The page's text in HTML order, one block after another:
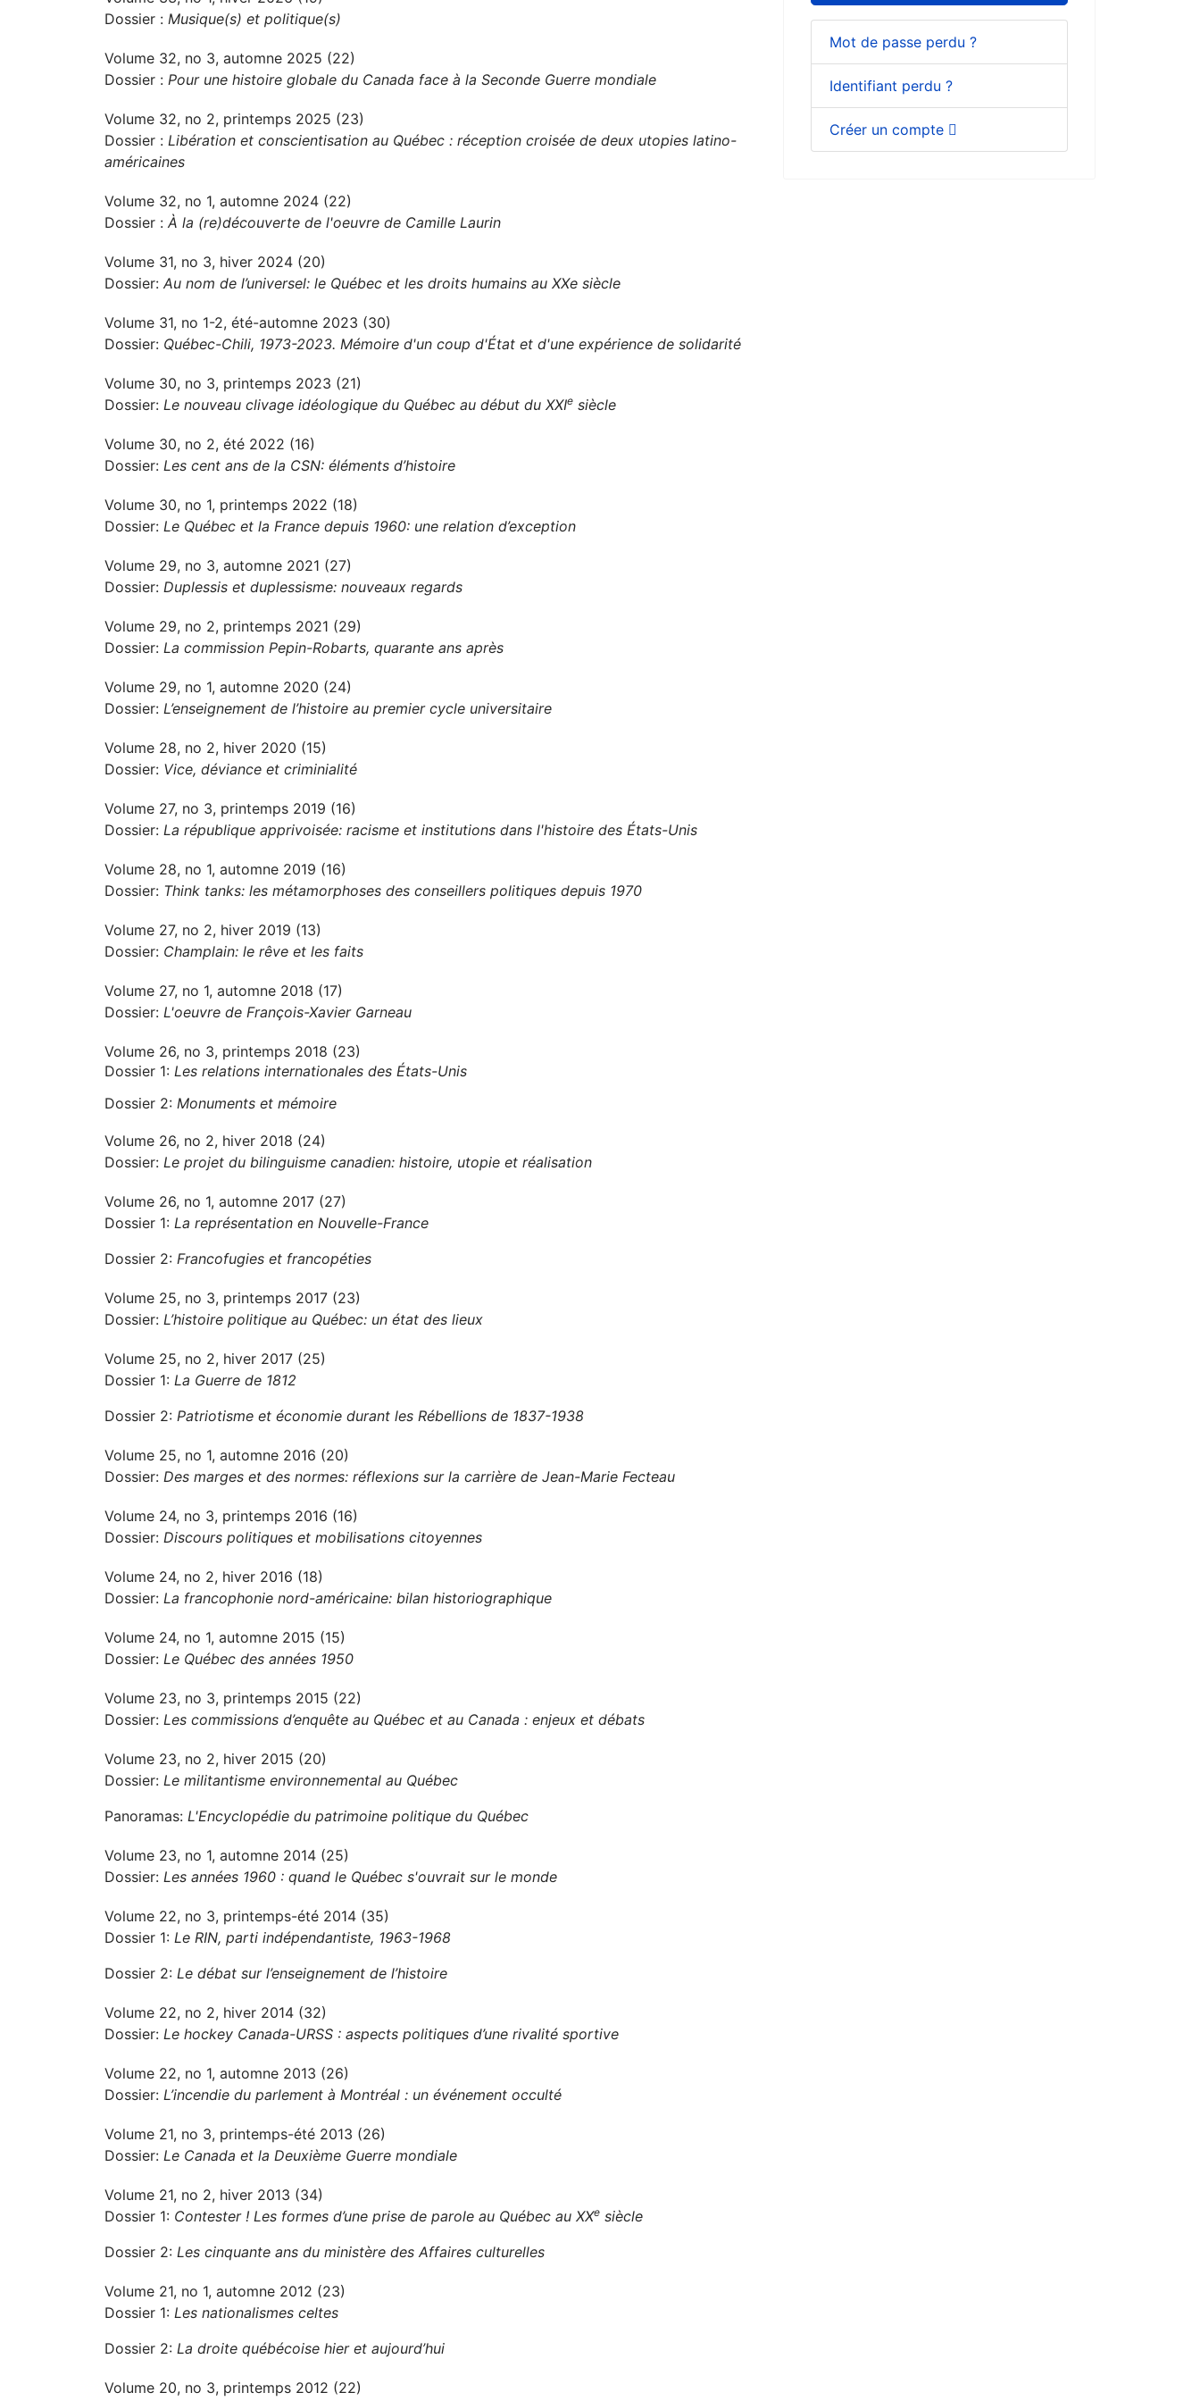
Dossier : Musique(s) et politique(s)
Volume 32, no 3, automne 2025 (22)
Dossier : Pour une histoire globale du Canada face à la Seconde Guerre mondiale
Volume 32, no 2, printemps 2025 (23)
Dossier : Libération et conscientisation au Québec : réception croisée de deux utopies latino-
américaines
Volume 32, no 1, automne 2024 (22)
Dossier : À la (re)découverte de l'oeuvre de Camille Laurin
Volume 31, no 3, hiver 2024 (20)
Dossier: Au nom de l’universel: le Québec et les droits humains au XXe siècle
Volume 31, no 1-2, été-automne 2023 (30)
Dossier: Québec-Chili, 1973-2023. Mémoire d'un coup d'État et d'une expérience de solidarité
Volume 30, no 3, printemps 2023 (21)
Dossier: Le nouveau clivage idéologique du Québec au début du XXIe siècle
Volume 30, no 2, été 2022 (16)
Dossier: Les cent ans de la CSN: éléments d’histoire
Volume 30, no 1, printemps 2022 (18)
Dossier: Le Québec et la France depuis 1960: une relation d’exception
Volume 29, no 3, automne 2021 (27)
Dossier: Duplessis et duplessisme: nouveaux regards
Volume 29, no 2, printemps 2021 (29)
Dossier: La commission Pepin-Robarts, quarante ans après
Volume 29, no 1, automne 2020 (24)
Dossier: L’enseignement de l’histoire au premier cycle universitaire
Volume 28, no 2, hiver 2020 (15)
Dossier: Vice, déviance et criminialité
Volume 27, no 3, printemps 2019 (16)
Dossier: La république apprivoisée: racisme et institutions dans l'histoire des États-Unis
Volume 28, no 1, automne 2019 (16)
Dossier: Think tanks: les métamorphoses des conseillers politiques depuis 1970
Volume 27, no 2, hiver 2019 (13)
Dossier: Champlain: le rêve et les faits
Volume 27, no 1, automne 2018 (17)
Dossier: L'oeuvre de François-Xavier Garneau
Volume 26, no 3, printemps 2018 (23)
Dossier 1: Les relations internationales des États-Unis
Dossier 2: Monuments et mémoire
Volume 26, no 2, hiver 2018 (24)
Dossier: Le projet du bilinguisme canadien: histoire, utopie et réalisation
Volume 26, no 1, automne 2017 (27)
Dossier 1: La représentation en Nouvelle-France
Dossier 2: Francofugies et francopéties
Volume 25, no 3, printemps 2017 (23)
Dossier: L’histoire politique au Québec: un état des lieux
Volume 25, no 2, hiver 2017 (25)
Dossier 1: La Guerre de 1812
Dossier 2: Patriotisme et économie durant les Rébellions de 1837-1938
Volume 25, no 1, automne 2016 (20)
Dossier: Des marges et des normes: réflexions sur la carrière de Jean-Marie Fecteau
Volume 24, no 3, printemps 2016 (16)
Dossier: Discours politiques et mobilisations citoyennes
Volume 24, no 2, hiver 2016 (18)
Dossier: La francophonie nord-américaine: bilan historiographique
Volume 24, no 1, automne 2015 (15)
Dossier: Le Québec des années 1950
Volume 23, no 3, printemps 2015 (22)
Dossier: Les commissions d’enquête au Québec et au Canada : enjeux et débats
Volume 23, no 2, hiver 2015 (20)
Dossier: Le militantisme environnemental au Québec
Panoramas: L'Encyclopédie du patrimoine politique du Québec
Volume 23, no 1, automne 2014 (25)
Dossier: Les années 1960 : quand le Québec s'ouvrait sur le monde
Volume 22, no 3, printemps-été 2014 (35)
Dossier 1: Le RIN, parti indépendantiste, 1963-1968
Dossier 2: Le débat sur l’enseignement de l’histoire
Volume 22, no 2, hiver 2014 (32)
Dossier: Le hockey Canada-URSS : aspects politiques d’une rivalité sportive
Volume 22, no 1, automne 2013 (26)
Dossier: L’incendie du parlement à Montréal : un événement occulté
Volume 21, no 3, printemps-été 2013 (26)
Dossier: Le Canada et la Deuxième Guerre mondiale
Volume 21, no 2, hiver 2013 (34)
Dossier 1: Contester ! Les formes d’une prise de parole au Québec au XXe siècle
Dossier 2: Les cinquante ans du ministère des Affaires culturelles
Volume 21, no 1, automne 2012 (23)
Dossier 1: Les nationalismes celtes
Dossier 2: La droite québécoise hier et aujourd’hui
Volume 20, no 3, printemps 2012 (22)
Mot de passe perdu ?
Identifiant perdu ?
Créer un compte